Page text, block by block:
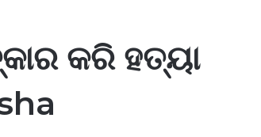
କରି ହତ୍ୟା